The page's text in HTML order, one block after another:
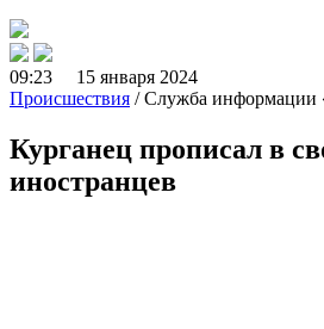
09:23 15 января 2024
Происшествия / Служба
Курганец прописал в
иностранцев